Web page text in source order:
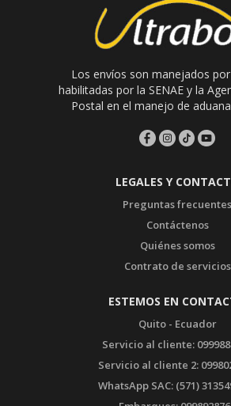
Los envíos son manejados
habilitadas por la SENAE y la
Postal en el manejo de
LEGALES Y
Preguntas frecuentes
Contáctenos
Quiénes somos
Contrato de servicios
ESTEMOS EN
Quito - Ecuador
Servicio al cliente:
Servicio al cliente 2:
WhatsApp SAC: (571)